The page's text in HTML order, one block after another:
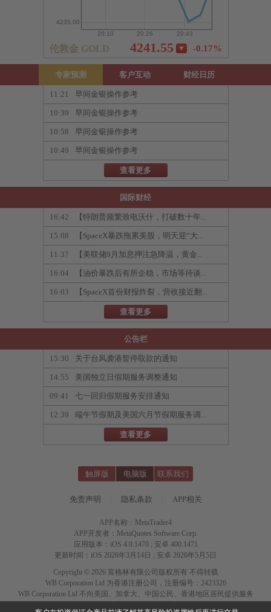
专家预测 客户互动 财经日历
11:21 早间金银操作参考
10:39 早间金银操作参考
10:58 早间金银操作参考
10:49 早间金银操作参考
查看更多
国际财经
16:42 【特朗普频繁致电沃什，打破数十年...
15:08 【SpaceX暴跌拖累美股，明天迎“大...
11:37 【美联储9月加息押注急降温，黄金...
16:04 【油价暴跌后有所企稳，市场等待谈...
16:03 【SpaceX首份财报炸裂，营收接近翻...
查看更多
公告栏
15:30 关于台风袭港暂停取款的通知
14:55 美国独立日假期服务调整通知
09:41 七一回归假期服务安排通知
12:39 端午节假期及美国六月节假期服务调...
查看更多
触屏版 电脑版 联系我们
免责声明 隐私条款 APP相关
APP名称：MetaTrader4
APP开发者：MetaQuotes Software Corp.
应用版本：iOS 4.0.1470 ; 安卓 400.1471
更新时间：iOS 2026年3月14日 ; 安卓 2026年5月5日
Copyright © 2026 富格林有限公司版权所有 不得转载
WB Corporation Ltd 为香港注册公司，注册编号：2423326
WB Corporation Ltd 不向美国、加拿大、中国公民、香港地区居民提供服务